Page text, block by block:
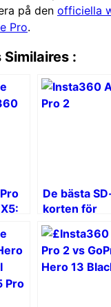
på den officiella
Pro.
:
De bästa
korten för
Insta360
2